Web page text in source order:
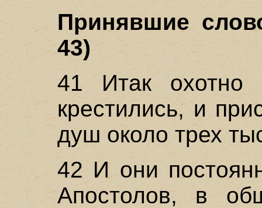
Принявшие
43)
41 Итак охотно
крестились, и
душ около трех
42 И они
Апостолов, в